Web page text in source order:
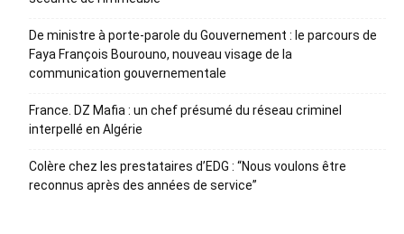
De ministre à porte-parole du Gouvernement : le parcours de
Faya François Bourouno, nouveau visage de la
communication gouvernementale
France. DZ Mafia : un chef présumé du réseau criminel
interpellé en Algérie
Colère chez les prestataires d’EDG : “Nous voulons être
reconnus après des années de service”